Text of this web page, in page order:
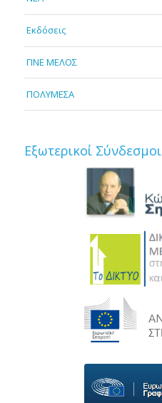
Εκδόσεις
ΓΙΝΕ ΜΕΛΟΣ
ΠΟΛΥΜΕΣΑ
Εξωτερικοί Σύνδεσμοι